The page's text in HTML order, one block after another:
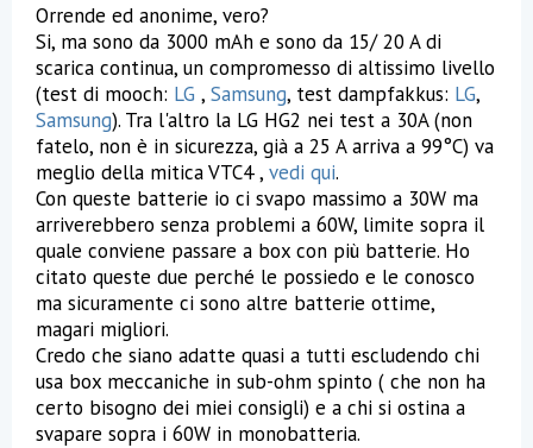
Orrende ed anonime, vero?
Si, ma sono da 3000 mAh e sono da 15/ 20 A di
scarica continua, un compromesso di altissimo livello
(test di mooch: LG , Samsung, test dampfakkus: LG,
Samsung). Tra l'altro la LG HG2 nei test a 30A (non
fatelo, non è in sicurezza, già a 25 A arriva a 99°C) va
meglio della mitica VTC4 , vedi qui.
Con queste batterie io ci svapo massimo a 30W ma
arriverebbero senza problemi a 60W, limite sopra il
quale conviene passare a box con più batterie. Ho
citato queste due perché le possiedo e le conosco
ma sicuramente ci sono altre batterie ottime,
magari migliori.
Credo che siano adatte quasi a tutti escludendo chi
usa box meccaniche in sub-ohm spinto ( che non ha
certo bisogno dei miei consigli) e a chi si ostina a
svapare sopra i 60W in monobatteria.